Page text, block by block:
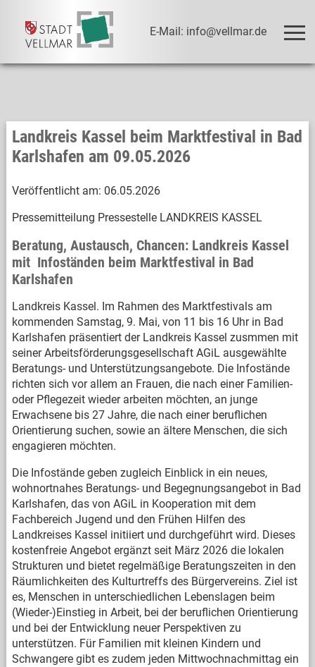
E-Mail: info@vellmar.de
Landkreis Kassel beim Marktfestival in Bad
Karlshafen am 09.05.2026
Veröffentlicht am: 06.05.2026
Pressemitteilung Pressestelle LANDKREIS KASSEL
Beratung, Austausch, Chancen: Landkreis Kassel
mit Infoständen beim Marktfestival in Bad
Karlshafen
Landkreis Kassel. Im Rahmen des Marktfestivals am
kommenden Samstag, 9. Mai, von 11 bis 16 Uhr in Bad
Karlshafen präsentiert der Landkreis Kassel zusmmen mit
seiner Arbeitsförderungsgesellschaft AGiL ausgewählte
Beratungs- und Unterstützungsangebote. Die Infostände
richten sich vor allem an Frauen, die nach einer Familien-
oder Pflegezeit wieder arbeiten möchten, an junge
Erwachsene bis 27 Jahre, die nach einer beruflichen
Orientierung suchen, sowie an ältere Menschen, die sich
engagieren möchten.
Die Infostände geben zugleich Einblick in ein neues,
wohnortnahes Beratungs- und Begegnungsangebot in Bad
Karlshafen, das von AGiL in Kooperation mit dem
Fachbereich Jugend und den Frühen Hilfen des
Landkreises Kassel initiiert und durchgeführt wird. Dieses
kostenfreie Angebot ergänzt seit März 2026 die lokalen
Strukturen und bietet regelmäßige Beratungszeiten in den
Räumlichkeiten des Kulturtreffs des Bürgervereins. Ziel ist
es, Menschen in unterschiedlichen Lebenslagen beim
(Wieder-)Einstieg in Arbeit, bei der beruflichen Orientierung
und bei der Entwicklung neuer Perspektiven zu
unterstützen. Für Familien mit kleinen Kindern und
Schwangere gibt es zudem jeden Mittwochnachmittag ein